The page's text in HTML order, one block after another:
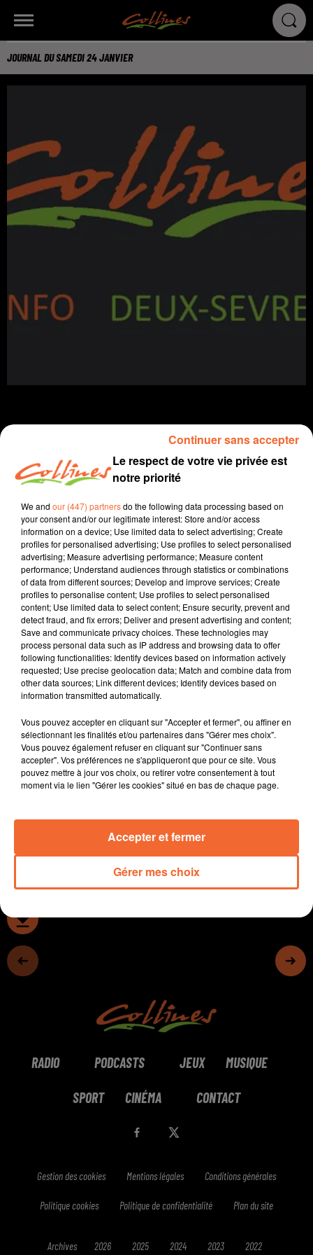
JOURNAL DU SAMEDI 24 JANVIER
locales
24 janvier 2026 - 13 min 34 sec
JOURNAL DU SAMEDI 24 JANVIER
Patrice Bémanangy
L'info près de chez vous
Présenté par Patrice Bémanangy
Le niortais Quentin Guillemain président de "
L'association pour la santé des enfants " en première
ligne depuis l'ouverture de deux enquêtes suite aux
décès de deux nourrissons ayant consommé du lait
infantile contaminé.
Clap de fin pour Thierry Marolleau. Le maire de La
voeux à la population.
Pour améliorer le tri des déchets, la communauté de
communes du Thouarsais propose à partir de lundi
des mi-formations sur le sujet.
13 min 34 sec
RADIO PODCASTS JEUX MUSIQUE
SPORT CINÉMA CONTACT
Gestion des cookies Mentions légales Conditions générales
Politique cookies Politique de confidentialité Plan du site
Archives 2026 2025 2024 2023 2022
Le respect de votre vie privée est
notre priorité
We and our (447) partnersdo the following data processing based on
your consent and/or our legitimate interest: Store and/or access
information on a device; Use limited data to select advertising; Create
profiles for personalised advertising; Use profiles to select personalised
advertising; Measure advertising performance; Measure content
performance; Understand audiences through statistics or combinations
of data from different sources; Develop and improve services; Create
profiles to personalise content; Use profiles to select personalised
content; Use limited data to select content; Ensure security, prevent and
detect fraud, and fix errors; Deliver and present advertising and content;
Save and communicate privacy choices. These technologies may
process personal data such as IP address and browsing data to offer
following functionalities: Identify devices based on information actively
requested; Use precise geolocation data; Match and combine data from
other data sources; Link different devices; Identify devices based on
information transmitted automatically.
Vous pouvez accepter en cliquant sur "Accepter et fermer", ou affiner en
sélectionnant les finalités et/ou partenaires dans "Gérer mes choix".
Vous pouvez également refuser en cliquant sur "Continuer sans
accepter". Vos préférences ne s'appliqueront que pour ce site. Vous
pouvez mettre à jour vos choix, ou retirer votre consentement à tout
moment via le lien "Gérer les cookies" situé en bas de chaque page.
Gérer mes choix
Accepter et fermer
Continuer sans accepter